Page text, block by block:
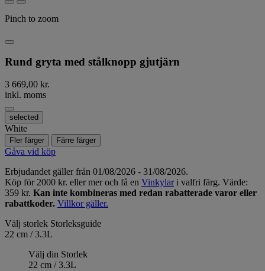
Pinch to zoom
Rund gryta med stålknopp gjutjärn
3 669,00 kr.
inkl. moms
selected
White
Fler färger Färre färger
Gåva vid köp
Erbjudandet gäller från 01/08/2026 - 31/08/2026.
Köp för 2000 kr. eller mer och få en Vinkylari valfri färg. Värde:
359 kr. Kan inte kombineras med redan rabatterade varor eller
rabattkoder. Villkor gäller.
Välj storlek Storleksguide
22 cm / 3.3L
Välj din Storlek
22 cm / 3.3L